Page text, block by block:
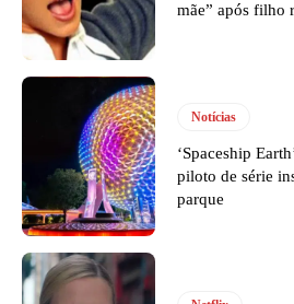
mãe” após filho
Notícias
‘Spaceship
piloto de série
parque